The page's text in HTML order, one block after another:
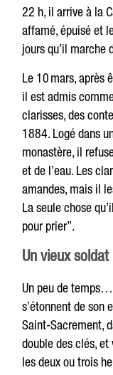
22 h, il arrive à la
affamé, épuisé et
jours qu’il marche
Le 10 mars, après
il est admis
clarisses, des
1884. Logé dans
monastère, il
et de l’eau. Les
amandes, mais il
La seule chose
pour prier”.
Un vieux soldat
Un peu de
s’étonnent de son
Saint-Sacrement,
double des clés,
les deux ou trois